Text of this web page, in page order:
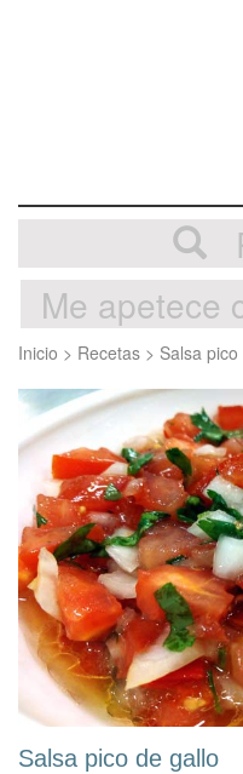
Inicio > Recetas > Salsa
Salsa pico de gallo